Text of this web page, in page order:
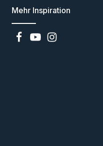
Mehr Inspiration